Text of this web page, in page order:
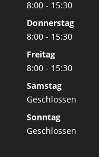
8:00 - 15:30
Donnerstag
8:00 - 15:30
Freitag
8:00 - 15:30
Samstag
Geschlossen
Sonntag
Geschlossen